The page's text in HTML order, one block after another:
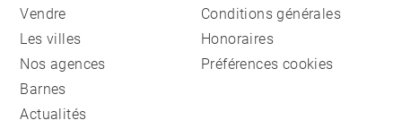
Vendre
Les villes
Nos agences
Barnes
Actualités
Conditions générales
Honoraires
Préférences cookies